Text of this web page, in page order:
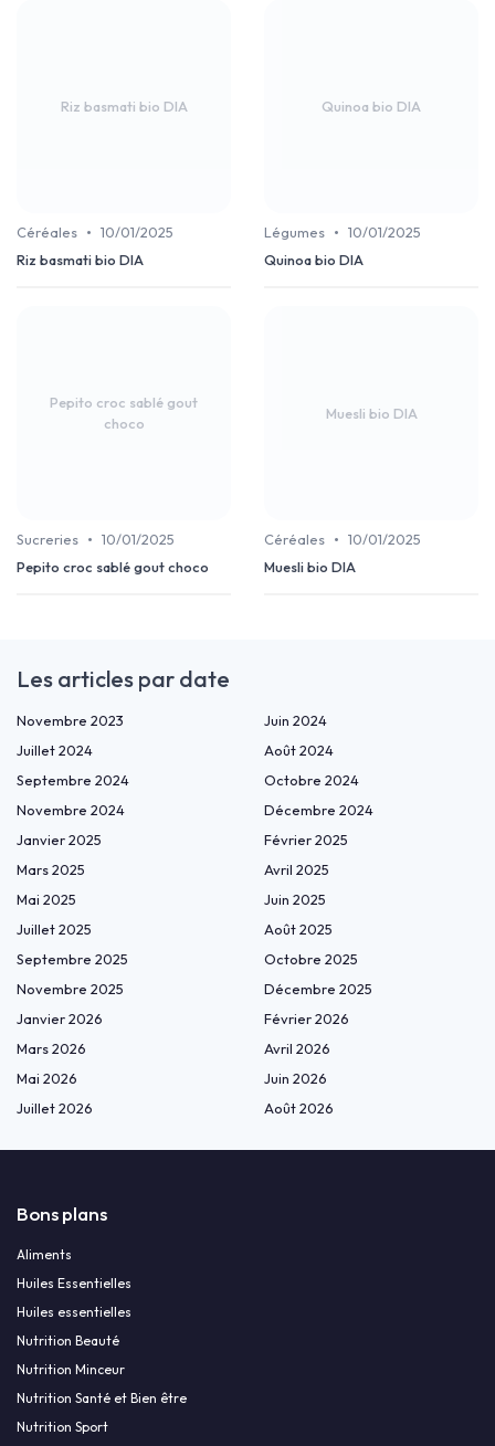
Riz basmati bio DIA
Céréales • 10/01/2025
Riz basmati bio DIA
Quinoa bio DIA
Légumes • 10/01/2025
Quinoa bio DIA
Pepito croc sablé gout
choco
Sucreries • 10/01/2025
Pepito croc sablé gout choco
Muesli bio DIA
Céréales • 10/01/2025
Muesli bio DIA
Les articles par date
Novembre 2023
Juin 2024
Juillet 2024
Août 2024
Septembre 2024
Octobre 2024
Novembre 2024
Décembre 2024
Janvier 2025
Février 2025
Mars 2025
Avril 2025
Mai 2025
Juin 2025
Juillet 2025
Août 2025
Septembre 2025
Octobre 2025
Novembre 2025
Décembre 2025
Janvier 2026
Février 2026
Mars 2026
Avril 2026
Mai 2026
Juin 2026
Juillet 2026
Août 2026
Bons plans
Aliments
Huiles Essentielles
Huiles essentielles
Nutrition Beauté
Nutrition Minceur
Nutrition Santé et Bien être
Nutrition Sport